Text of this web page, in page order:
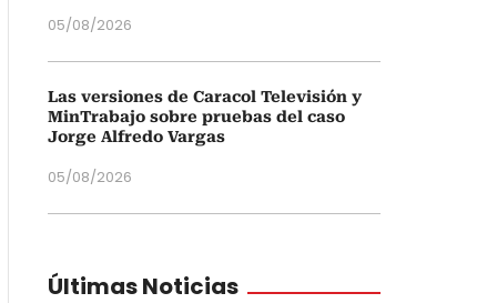
05/08/2026
Las versiones de Caracol Televisión y
MinTrabajo sobre pruebas del caso
Jorge Alfredo Vargas
05/08/2026
Últimas Noticias